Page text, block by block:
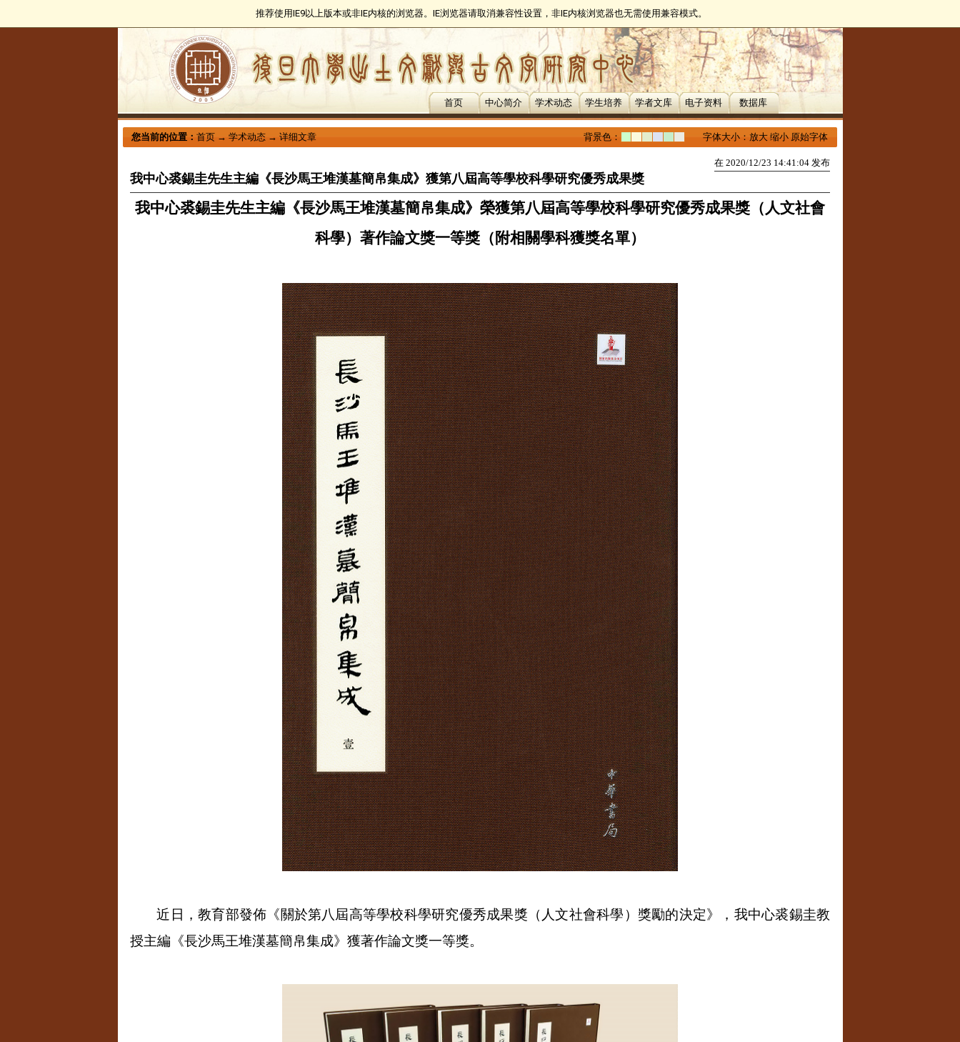
推荐使用IE9以上版本或非IE内核的浏览器。IE浏览器请取消兼容性设置，非IE内核浏览器也无需使用兼容模式。
首页 中心简介 学术动态 学生培养 学者文库 电子资料 数据库
您当前的位置： 首页 → 学术动态 → 详细文章 背景色： 字体大小： 放大 缩小 原始字体
我中心裘錫圭先生主編《長沙馬王堆漢墓簡帛集成》獲第八屆高等學校科學研究優秀成果獎
在 2020/12/23 14:41:04 发布
我中心裘錫圭先生主編《長沙馬王堆漢墓簡帛集成》榮獲第八屆高等學校科學研究優秀成果獎（人文社會
科學）著作論文獎一等獎（附相關學科獲獎名單）
近日，教育部發佈《關於第八屆高等學校科學研究優秀成果獎（人文社會科學）獎勵的決定》，我中心裘錫圭教
授主編《長沙馬王堆漢墓簡帛集成》獲著作論文獎一等獎。